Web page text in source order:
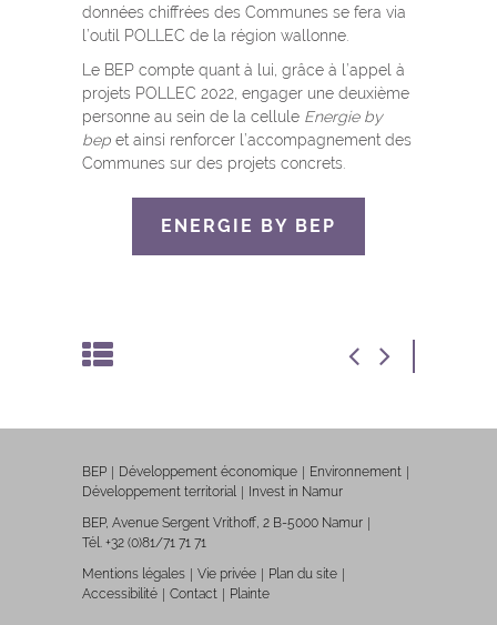
données chiffrées des Communes se fera via
l’outil POLLEC de la région wallonne.
Le BEP compte quant à lui, grâce à l’appel à
projets POLLEC 2022, engager une deuxième
personne au sein de la cellule Energie by
bep et ainsi renforcer l’accompagnement des
Communes sur des projets concrets.
ENERGIE BY BEP
BEP Développement économique
Environnement
Développement territorial
Invest in Namur
BEP, Avenue Sergent Vrithoff, 2 B-5000 Namur
Tél. +32 (0)81/71 71 71
Mentions légales
Vie privée
Plan du site
Accessibilité
Contact Plainte